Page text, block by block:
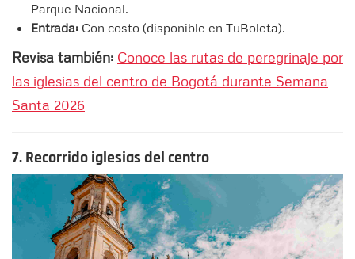
Parque Nacional.
Entrada: Con costo (disponible en TuBoleta).
Revisa también: Conoce las rutas de peregrinaje por
las iglesias del centro de Bogotá durante Semana
Santa 2026
7. Recorrido iglesias del centro